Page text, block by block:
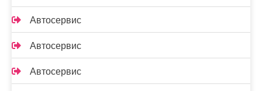
Автосервис
Автосервис
Автосервис